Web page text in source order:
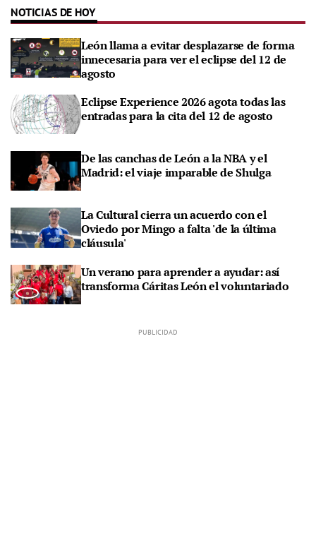
NOTICIAS DE HOY
León llama a evitar desplazarse de forma
innecesaria para ver el eclipse del 12 de
agosto
Eclipse Experience 2026 agota todas las
entradas para la cita del 12 de agosto
De las canchas de León a la NBA y el
Madrid: el viaje imparable de Shulga
La Cultural cierra un acuerdo con el
Oviedo por Mingo a falta 'de la última
cláusula'
Un verano para aprender a ayudar: así
transforma Cáritas León el voluntariado